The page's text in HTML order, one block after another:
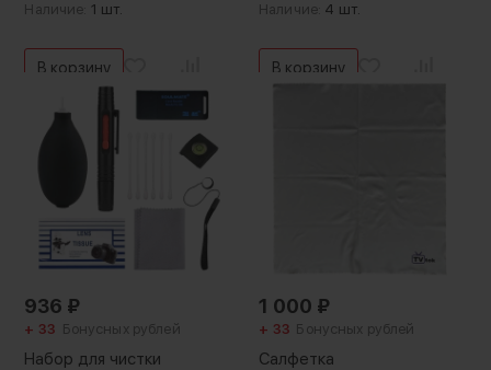
Наличие: 1 шт.
В корзину
Наличие: 4 шт.
В корзину
936 ₽
+ 33 Бонусных рублей
Набор для чистки
1 000 ₽
+ 33 Бонусных рублей
Салфетка